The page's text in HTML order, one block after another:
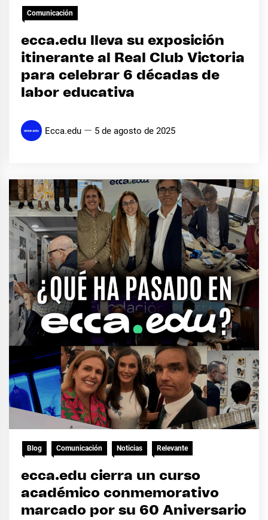
Comunicación
ecca.edu lleva su exposición
itinerante al Real Club Victoria
para celebrar 6 décadas de
labor educativa
Ecca.edu 5 de agosto de 2025
Blog Comunicación Noticias Relevante
ecca.edu cierra un curso
académico conmemorativo
marcado por su 60 Aniversario